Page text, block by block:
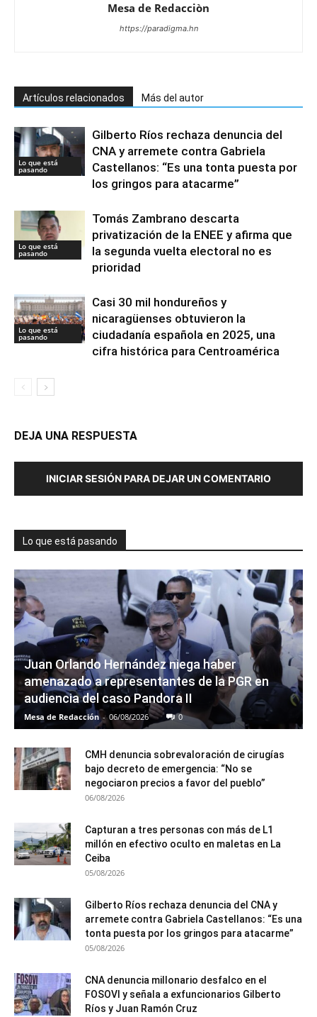
Mesa de Redacciòn
https://paradigma.hn
Artículos relacionados Más del autor
Lo que está
pasando
Gilberto Ríos rechaza denuncia del
CNA y arremete contra Gabriela
Castellanos: “Es una tonta puesta por
los gringos para atacarme”
Lo que está
pasando
Tomás Zambrano descarta
privatización de la ENEE y afirma que
la segunda vuelta electoral no es
prioridad
Lo que está
pasando
Casi 30 mil hondureños y
nicaragüenses obtuvieron la
ciudadanía española en 2025, una
cifra histórica para Centroamérica
DEJA UNA RESPUESTA
INICIAR SESIÓN PARA DEJAR UN COMENTARIO
Lo que está pasando
Juan Orlando Hernández niega haber
amenazado a representantes de la PGR en
audiencia del caso Pandora II
Mesa de Redacción - 06/08/2026 0
CMH denuncia sobrevaloración de cirugías
bajo decreto de emergencia: “No se
negociaron precios a favor del pueblo”
06/08/2026
Capturan a tres personas con más de L1
millón en efectivo oculto en maletas en La
Ceiba
05/08/2026
Gilberto Ríos rechaza denuncia del CNA y
arremete contra Gabriela Castellanos: “Es una
tonta puesta por los gringos para atacarme”
05/08/2026
CNA denuncia millonario desfalco en el
FOSOVI y señala a exfuncionarios Gilberto
Ríos y Juan Ramón Cruz